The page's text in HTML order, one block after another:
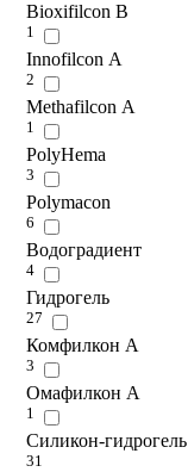
Bioxifilcon B
1
Innofilcon A
2
Methafilcon A
1
PolyHema
3
Polymacon
6
Водоградиент
4
Гидрогель
27
Комфилкон A
3
Омафилкон А
1
Силикон-гидрогель
31